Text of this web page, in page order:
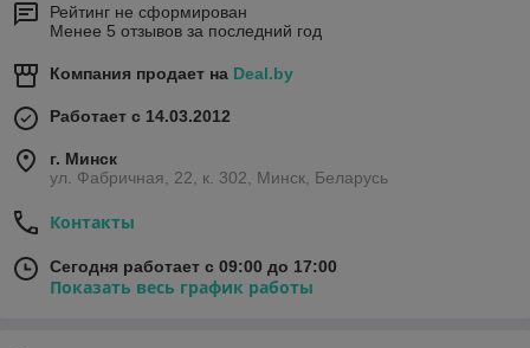
Рейтинг не сформирован
Менее 5 отзывов за последний год
Компания продает на Deal.by
Работает с 14.03.2012
г. Минск
ул. Фабричная, 22, к. 302, Минск, Беларусь
Контакты
Сегодня работает с 09:00 до 17:00
Показать весь график работы